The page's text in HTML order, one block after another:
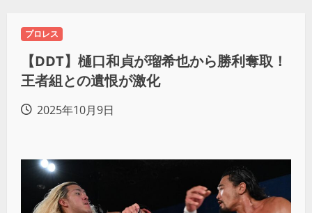
プロレス
【DDT】樋口和貞が瑠希也から勝利奪取！
王者組との遺恨が激化
2025年10月9日